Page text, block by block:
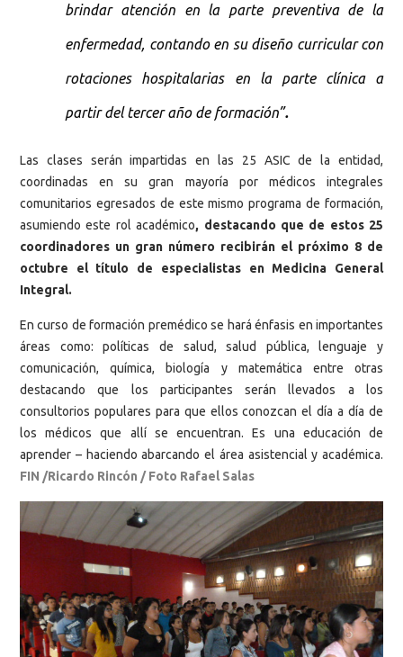
brindar atención en la parte preventiva de la
enfermedad, contando en su diseño curricular con
rotaciones hospitalarias en la parte clínica a
partir del tercer año de formación”.
Las clases serán impartidas en las 25 ASIC de la entidad,
coordinadas en su gran mayoría por médicos integrales
comunitarios egresados de este mismo programa de formación,
asumiendo este rol académico, destacando que de estos 25
coordinadores un gran número recibirán el próximo 8 de
octubre el título de especialistas en Medicina General
Integral.
En curso de formación premédico se hará énfasis en importantes
áreas como: políticas de salud, salud pública, lenguaje y
comunicación, química, biología y matemática entre otras
destacando que los participantes serán llevados a los
consultorios populares para que ellos conozcan el día a día de
los médicos que allí se encuentran. Es una educación de
aprender – haciendo abarcando el área asistencial y académica.
FIN /Ricardo Rincón / Foto Rafael Salas